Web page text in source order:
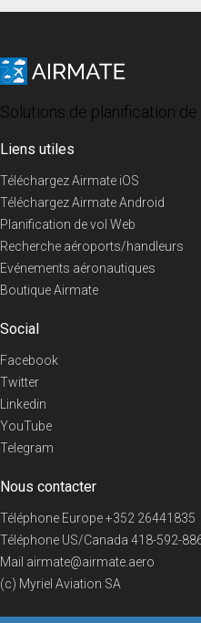
Solutions de planification de
Liens utiles
Téléchargez Airmate iOS
Téléchargez Airmate Android
Planification de vol Web
Recherche aéroports/handleurs
Evénements aéronautiques
Boutique Airmate
Social
Facebook
Twitter
Linkedin
YouTube
Telegram
Nous contacter
Téléphone Europe+352 26441835
Téléphone US/Canada 418-592-
Mail airmate@airmate.aero
(c) Myriel Aviation SA